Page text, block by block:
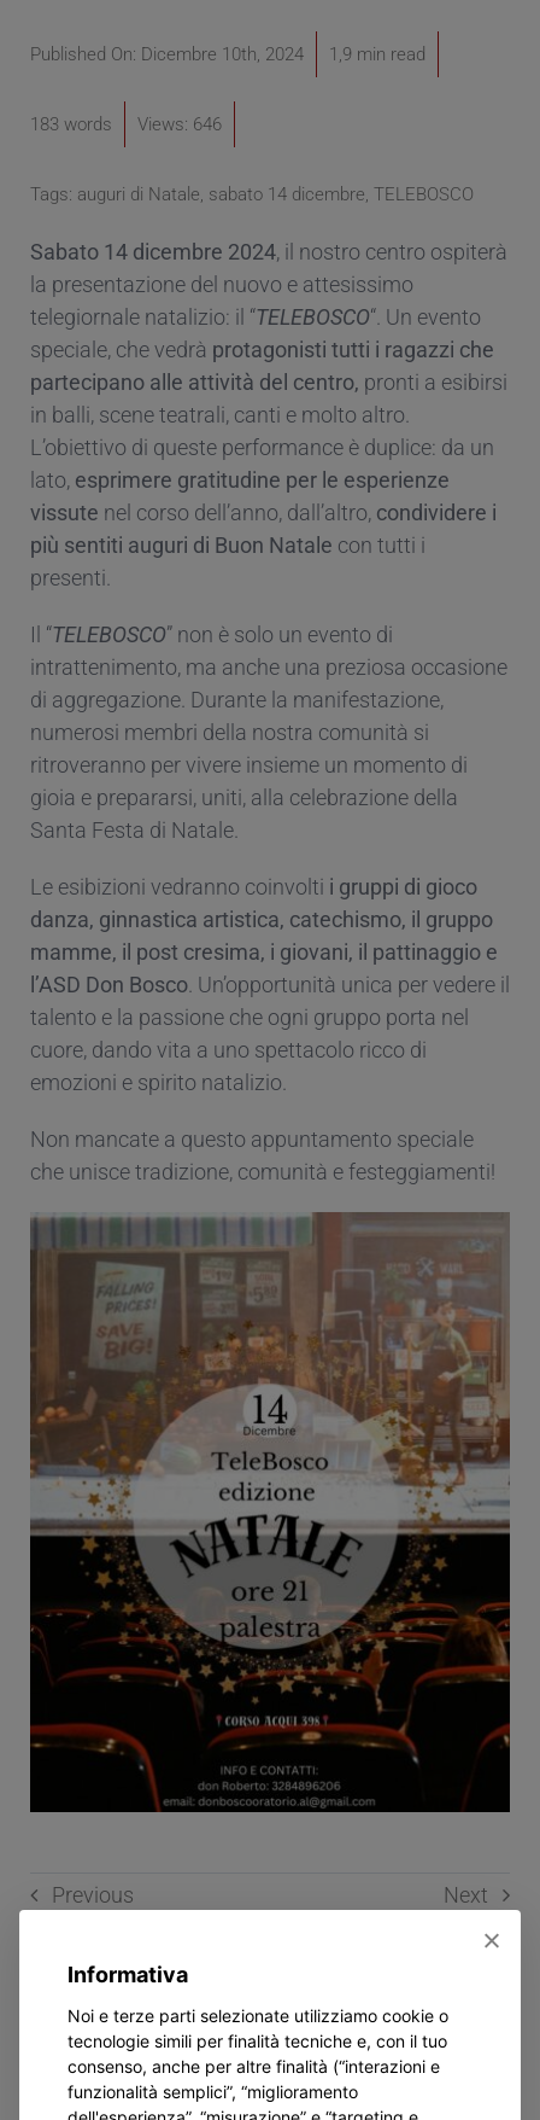
Published On: Dicembre 10th, 2024 1,9 min read
183 words Views: 646
Tags: auguri di Natale, sabato 14 dicembre, TELEBOSCO
Sabato 14 dicembre 2024, il nostro centro ospiterà
la presentazione del nuovo e attesissimo
telegiornale natalizio: il “TELEBOSCO“. Un evento
speciale, che vedrà protagonisti tutti i ragazzi che
partecipano alle attività del centro, pronti a esibirsi
in balli, scene teatrali, canti e molto altro.
L’obiettivo di queste performance è duplice: da un
lato, esprimere gratitudine per le esperienze
vissute nel corso dell’anno, dall’altro, condividere i
più sentiti auguri di Buon Natale con tutti i
presenti.
Il “TELEBOSCO” non è solo un evento di
intrattenimento, ma anche una preziosa occasione
di aggregazione. Durante la manifestazione,
numerosi membri della nostra comunità si
ritroveranno per vivere insieme un momento di
gioia e prepararsi, uniti, alla celebrazione della
Santa Festa di Natale.
Le esibizioni vedranno coinvolti i gruppi di gioco
danza, ginnastica artistica, catechismo, il gruppo
mamme, il post cresima, i giovani, il pattinaggio e
l’ASD Don Bosco . Un’opportunità unica per vedere il
talento e la passione che ogni gruppo porta nel
cuore, dando vita a uno spettacolo ricco di
emozioni e spirito natalizio.
Non mancate a questo appuntamento speciale
che unisce tradizione, comunità e festeggiamenti!
Previous Next
Related Posts
Informativa
Noi e terze parti selezionate utilizziamo cookie o
tecnologie simili per finalità tecniche e, con il tuo
consenso, anche per altre finalità (“interazioni e
funzionalità semplici”, “miglioramento